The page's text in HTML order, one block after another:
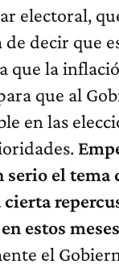
electoral,
de decir que
que la
que al
en las
serio el tema
cierta
estos
el